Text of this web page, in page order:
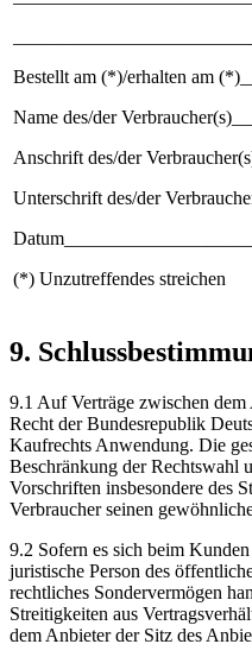
Bestellt am (*)/erhalten am
Name des/der
Anschrift des/der
Unterschrift des/der
(*) Unzutreffendes streichen
9.
9.1 Auf Verträge zwischen
Recht der Bundesrepublik
Kaufrechts Anwendung. Die
Beschränkung der Rechtswahl
Vorschriften insbesondere des
Verbraucher seinen
9.2 Sofern es sich beim
juristische Person des
rechtliches Sondervermögen
Streitigkeiten aus
dem Anbieter der Sitz des